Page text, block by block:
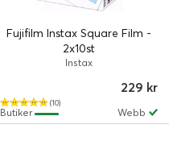
Fujifilm Instax Square Film -
2x10st
Instax
(10)
229 kr
Webb
Butiker